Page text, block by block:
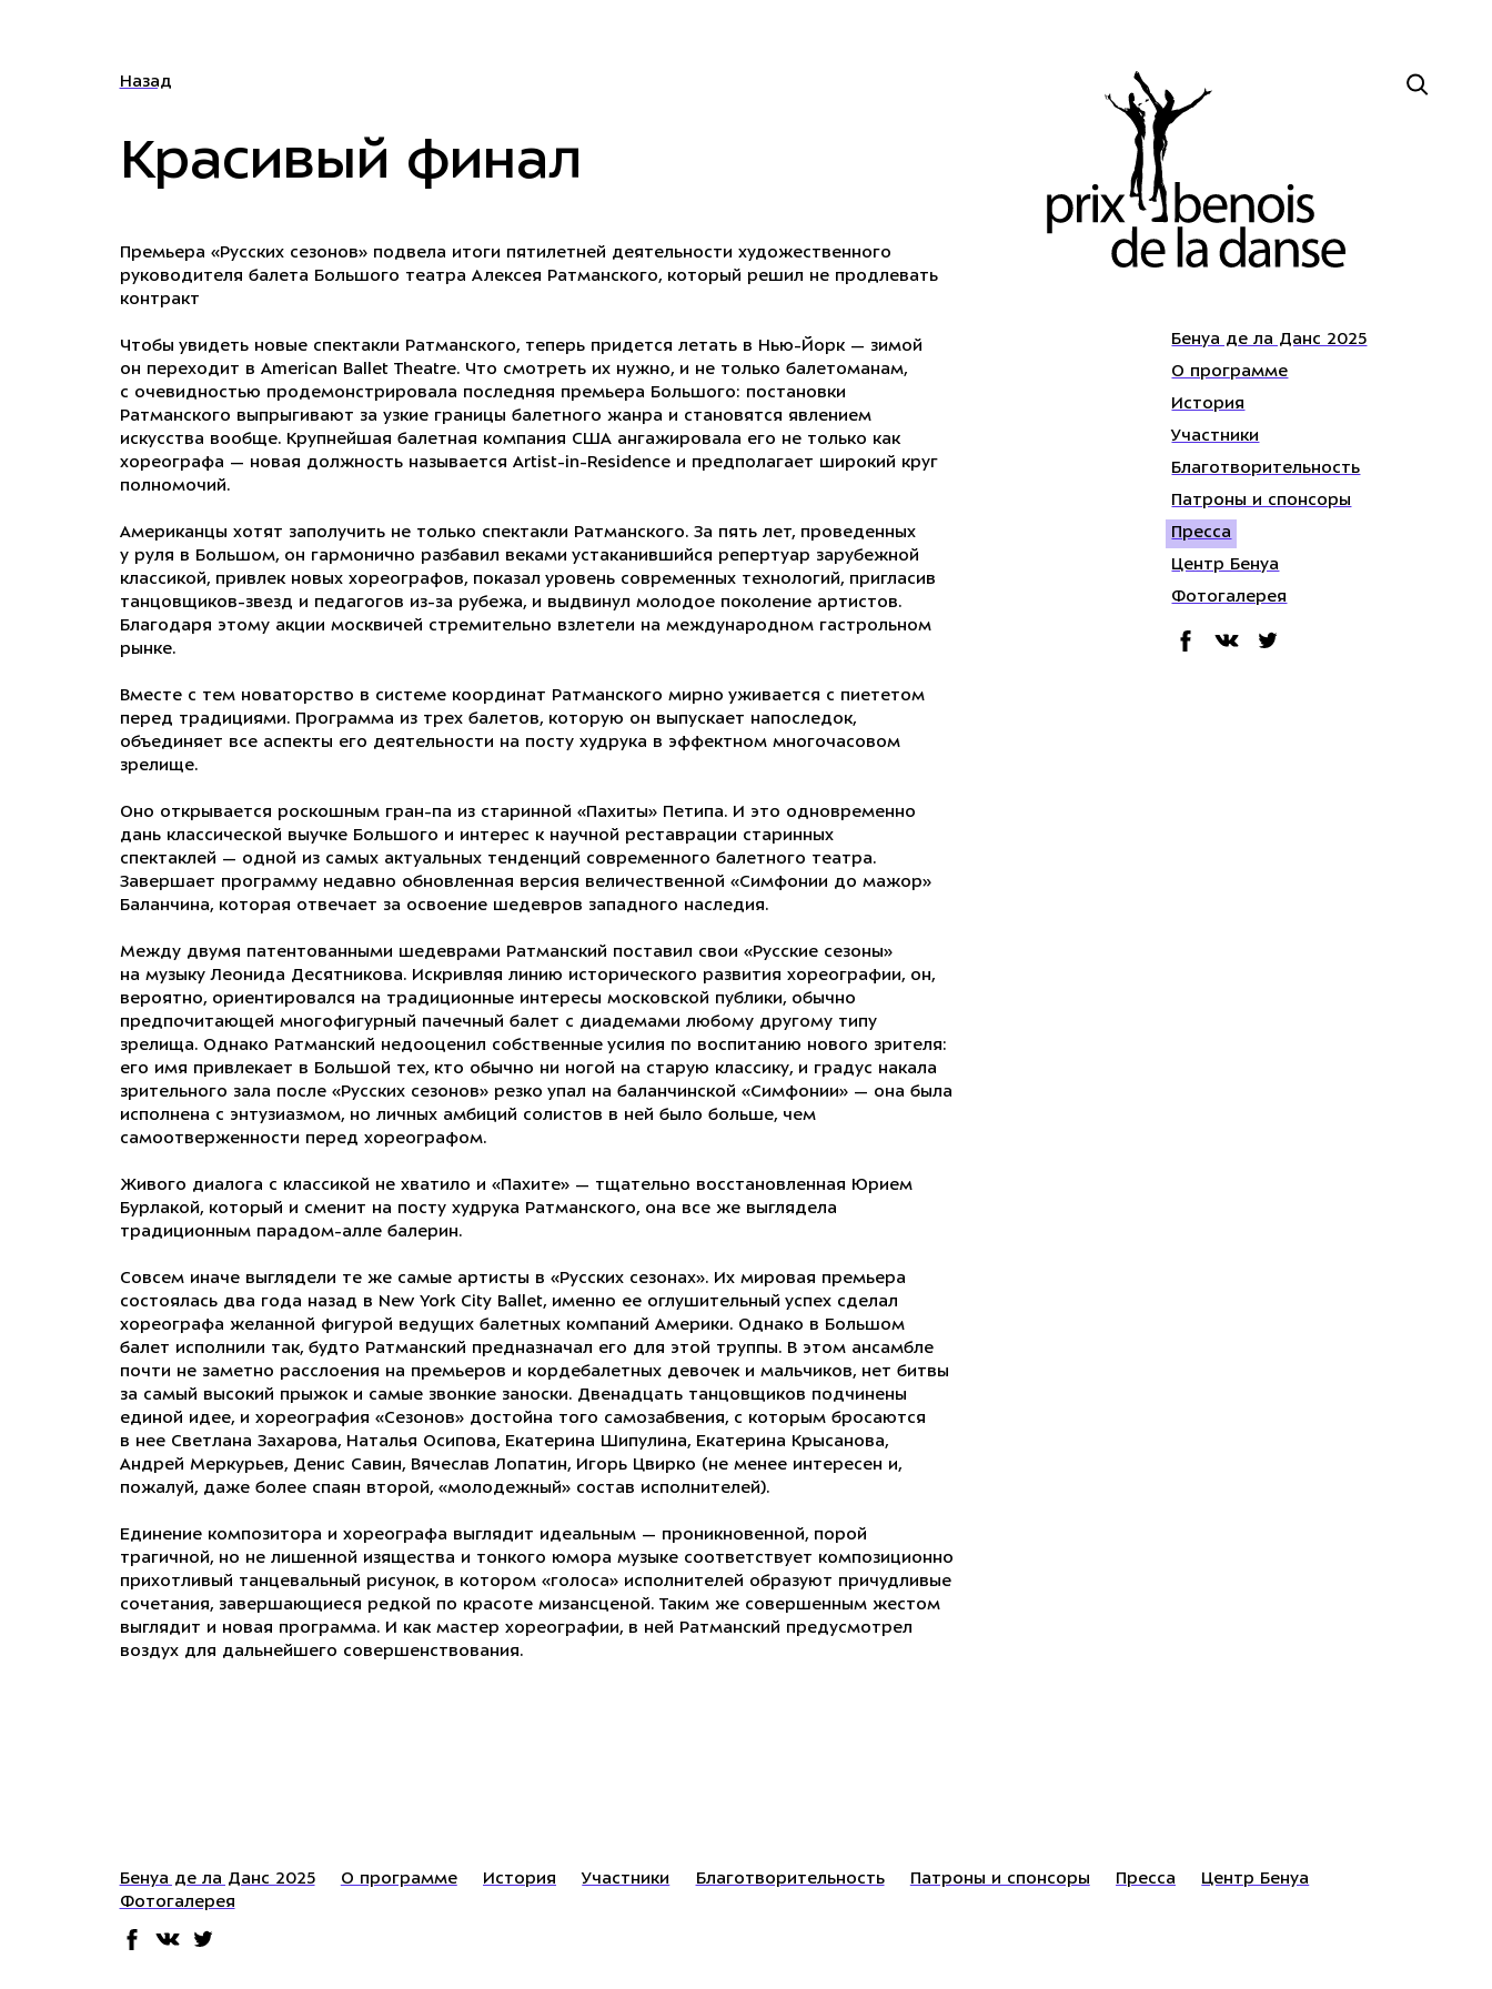
Назад
Бенуа де ла Данс 2025
О программе
История
Участники
Благотворительность
Патроны и спонсоры
Пресса
Центр Бенуа
Фотогалерея
Красивый финал
Премьера «Русских сезонов» подвела итоги пятилетней деятельности художественного
руководителя балета Большого театра Алексея Ратманского, который решил не продлевать
контракт
Чтобы увидеть новые спектакли Ратманского, теперь придется летать в Нью-Йорк — зимой
он переходит в American Ballet Theatre. Что смотреть их нужно, и не только балетоманам,
с очевидностью продемонстрировала последняя премьера Большого: постановки
Ратманского выпрыгивают за узкие границы балетного жанра и становятся явлением
искусства вообще. Крупнейшая балетная компания США ангажировала его не только как
хореографа — новая должность называется Artist-in-Residence и предполагает широкий круг
полномочий.
Американцы хотят заполучить не только спектакли Ратманского. За пять лет, проведенных
у руля в Большом, он гармонично разбавил веками устаканившийся репертуар зарубежной
классикой, привлек новых хореографов, показал уровень современных технологий, пригласив
танцовщиков-звезд и педагогов из-за рубежа, и выдвинул молодое поколение артистов.
Благодаря этому акции москвичей стремительно взлетели на международном гастрольном
рынке.
Вместе с тем новаторство в системе координат Ратманского мирно уживается с пиететом
перед традициями. Программа из трех балетов, которую он выпускает напоследок,
объединяет все аспекты его деятельности на посту худрука в эффектном многочасовом
зрелище.
Оно открывается роскошным гран-па из старинной «Пахиты» Петипа. И это одновременно
дань классической выучке Большого и интерес к научной реставрации старинных
спектаклей — одной из самых актуальных тенденций современного балетного театра.
Завершает программу недавно обновленная версия величественной «Симфонии до мажор»
Баланчина, которая отвечает за освоение шедевров западного наследия.
Между двумя патентованными шедеврами Ратманский поставил свои «Русские сезоны»
на музыку Леонида Десятникова. Искривляя линию исторического развития хореографии, он,
вероятно, ориентировался на традиционные интересы московской публики, обычно
предпочитающей многофигурный пачечный балет с диадемами любому другому типу
зрелища. Однако Ратманский недооценил собственные усилия по воспитанию нового зрителя:
его имя привлекает в Большой тех, кто обычно ни ногой на старую классику, и градус накала
зрительного зала после «Русских сезонов» резко упал на баланчинской «Симфонии» — она была
исполнена с энтузиазмом, но личных амбиций солистов в ней было больше, чем
самоотверженности перед хореографом.
Живого диалога с классикой не хватило и «Пахите» — тщательно восстановленная Юрием
Бурлакой, который и сменит на посту худрука Ратманского, она все же выглядела
традиционным парадом-алле балерин.
Совсем иначе выглядели те же самые артисты в «Русских сезонах». Их мировая премьера
состоялась два года назад в New York City Ballet, именно ее оглушительный успех сделал
хореографа желанной фигурой ведущих балетных компаний Америки. Однако в Большом
балет исполнили так, будто Ратманский предназначал его для этой труппы. В этом ансамбле
почти не заметно расслоения на премьеров и кордебалетных девочек и мальчиков, нет битвы
за самый высокий прыжок и самые звонкие заноски. Двенадцать танцовщиков подчинены
единой идее, и хореография «Сезонов» достойна того самозабвения, с которым бросаются
в нее Светлана Захарова, Наталья Осипова, Екатерина Шипулина, Екатерина Крысанова,
Андрей Меркурьев, Денис Савин, Вячеслав Лопатин, Игорь Цвирко (не менее интересен и,
пожалуй, даже более спаян второй, «молодежный» состав исполнителей).
Единение композитора и хореографа выглядит идеальным — проникновенной, порой
трагичной, но не лишенной изящества и тонкого юмора музыке соответствует композиционно
прихотливый танцевальный рисунок, в котором «голоса» исполнителей образуют причудливые
сочетания, завершающиеся редкой по красоте мизансценой. Таким же совершенным жестом
выглядит и новая программа. И как мастер хореографии, в ней Ратманский предусмотрел
воздух для дальнейшего совершенствования.
Бенуа де ла Данс 2025 О программе История Участники Благотворительность Патроны и спонсоры Пресса
Центр Бенуа
Фотогалерея